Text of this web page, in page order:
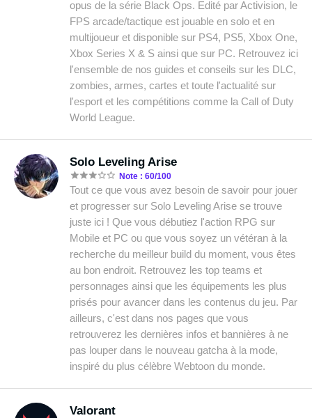
opus de la série Black Ops. Edité par Activision, le
FPS arcade/tactique est jouable en solo et en
multijoueur et disponible sur PS4, PS5, Xbox One,
Xbox Series X & S ainsi que sur PC. Retrouvez ici
l'ensemble de nos guides et conseils sur les DLC,
zombies, armes, cartes et toute l'actualité sur
l'esport et les compétitions comme la Call of Duty
World League.
Solo Leveling Arise
Note : 60/100
Tout ce que vous avez besoin de savoir pour jouer
et progresser sur Solo Leveling Arise se trouve
juste ici ! Que vous débutiez l'action RPG sur
Mobile et PC ou que vous soyez un vétéran à la
recherche du meilleur build du moment, vous êtes
au bon endroit. Retrouvez les top teams et
personnages ainsi que les équipements les plus
prisés pour avancer dans les contenus du jeu. Par
ailleurs, c'est dans nos pages que vous
retrouverez les dernières infos et bannières à ne
pas louper dans le nouveau gatcha à la mode,
inspiré du plus célèbre Webtoon du monde.
Valorant